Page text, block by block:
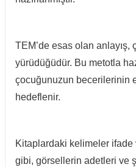
TEM’de esas olan anlayış,
yürüdüğüdür. Bu metotla
çocuğunuzun becerilerinin
hedeflenir.
Kitaplardaki kelimeler
gibi, görsellerin adetleri ve